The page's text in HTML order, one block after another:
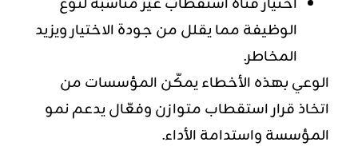
الوظيفة مما يقلل من جودة الاختيار ويزيد
المخاطر.
الوعي بهذه الأخطاء يمكّن المؤسسات من
اتخاذ قرار استقطاب متوازن وفعّال يدعم نمو
المؤسسة واستدامة الأداء.